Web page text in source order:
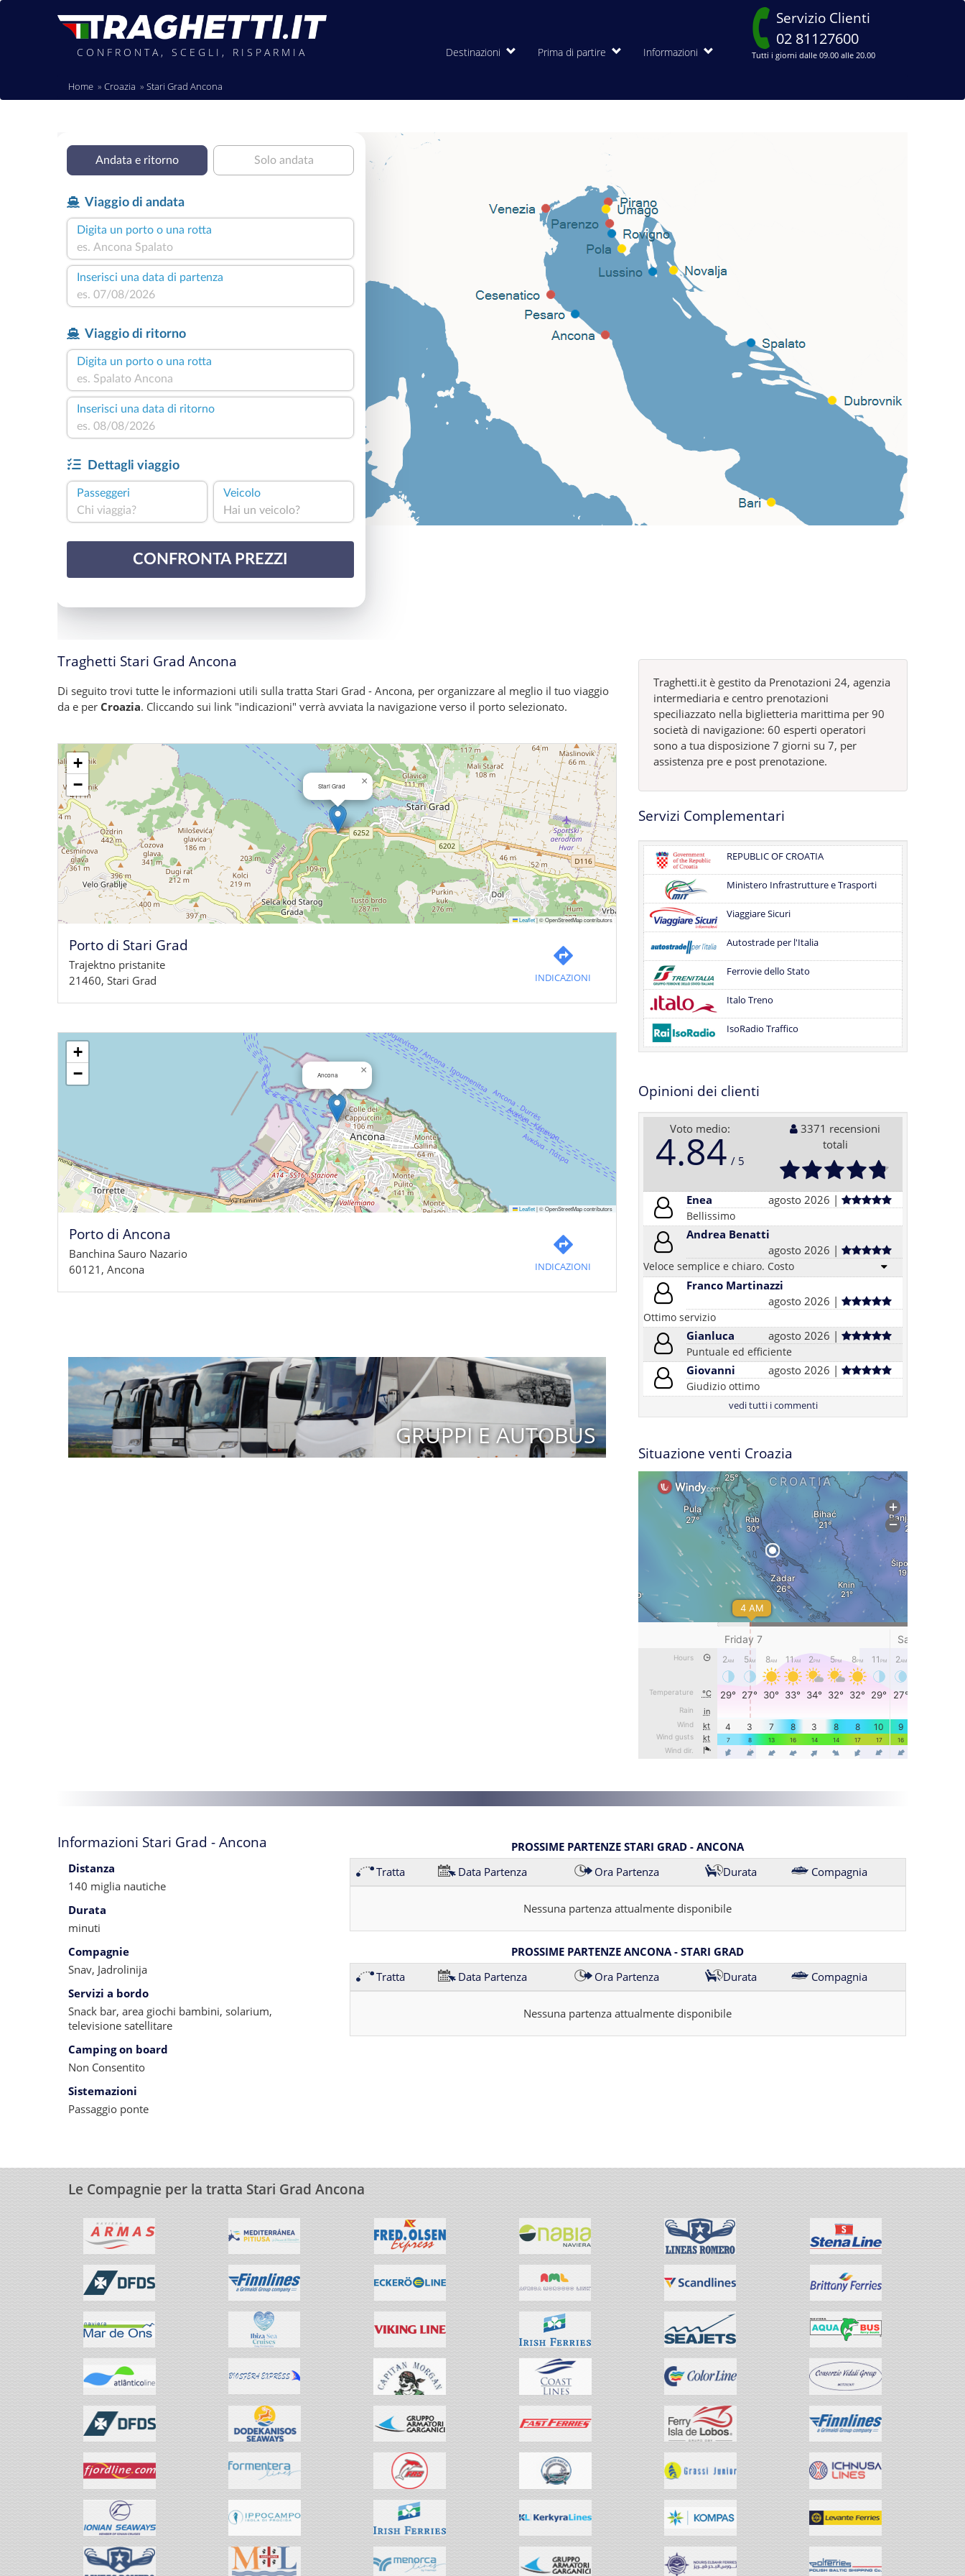
CONFRONTA, SCEGLI, RISPARMIA Destinazioni Prima di partire Informazioni
Servizio Clienti
02 81127600
Tutti i giorni dalle 09.00 alle 20.00
Home Croazia Stari Grad Ancona
Traghetti Stari Grad Ancona
Di seguito trovi tutte le informazioni utili sulla tratta Stari Grad - Ancona, per organizzare al meglio il tuo viaggio
da e per Croazia. Cliccando sui link "indicazioni" verrà avviata la navigazione verso il porto selezionato.
Stari Grad ×
+
−
Leaflet|© OpenStreetMap contributors
Porto di Stari Grad
Trajektno pristanite
21460, Stari Grad
INDICAZIONI
Ancona ×
+
−
Leaflet |© OpenStreetMap contributors
Porto di Ancona
Banchina Sauro Nazario
60121, Ancona
INDICAZIONI
GRUPPI E AUTOBUS
Traghetti.it è gestito da Prenotazioni 24, agenzia
intermediaria e centro prenotazioni
speciliazzato nella biglietteria marittima per 90
società di navigazione: 60 esperti operatori
sono a tua disposizione 7 giorni su 7, per
assistenza pre e post prenotazione.
Servizi Complementari
REPUBLIC OF CROATIA
Ministero Infrastrutture e Trasporti
Viaggiare Sicuri
Autostrade per l'Italia
Ferrovie dello Stato
Italo Treno
IsoRadio Traffico
Opinioni dei clienti
Voto medio:
4.84
3371 recensioni
totali
Enea agosto 2026 |
Bellissimo
Andrea Benatti
agosto 2026 |
Veloce semplice e chiaro. Costo
Franco Martinazzi
agosto 2026 |
Ottimo servizio
Gianluca agosto 2026 |
Puntuale ed efficiente
Giovanni agosto 2026 |
Giudizio ottimo
vedi tutti i commenti
Situazione venti Croazia
Informazioni Stari Grad - Ancona
Distanza
140 miglia nautiche
Durata
minuti
Compagnie
Snav, Jadrolinija
Servizi a bordo
Snack bar, area giochi bambini, solarium,
televisione satellitare
Camping on board
Non Consentito
Sistemazioni
Passaggio ponte
PROSSIME PARTENZE STARI GRAD - ANCONA
Tratta
Data Partenza Ora Partenza Durata Compagnia
Nessuna partenza attualmente disponibile
PROSSIME PARTENZE ANCONA - STARI GRAD
Tratta
Data Partenza Ora Partenza Durata Compagnia
Nessuna partenza attualmente disponibile
Le Compagnie per la tratta Stari Grad Ancona